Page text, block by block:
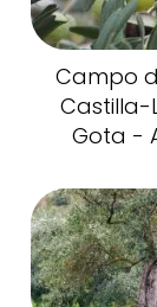
Campo
Castilla-
Gota -